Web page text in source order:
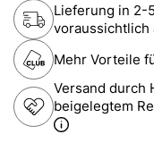
Lieferung in 2-
voraussichtlich
Mehr Vorteile
Versand durch
beigelegtem